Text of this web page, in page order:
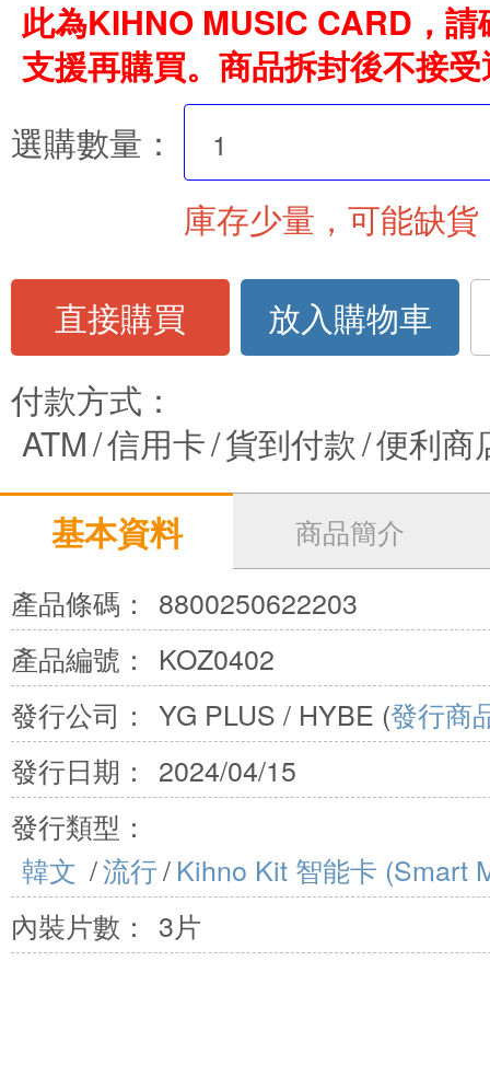
此為KIHNO MUSIC CARD，
支援再購買。商品拆封後不接
選購數量：
庫存少量，可能缺貨
直接購買
放入購物車
付款方式：
ATM/信用卡/貨到付款/便利商
基本資料
商品簡介
產品條碼：
8800250622203
產品編號：
KOZ0402
發行公司： YG PLUS / HYBE (發行商
發行日期：
2024/04/15
發行類型：
韓文 /流行/Kihno Kit 智能卡 (Smart
內裝片數：
3片